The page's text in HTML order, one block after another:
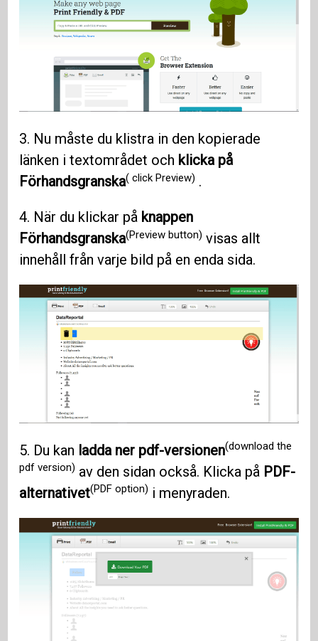
3. Nu måste du klistra in den kopierade
länken i textområdet och klicka på
Förhandsgranska( click Preview) .
4. När du klickar på knappen
Förhandsgranska(Preview button) visas allt
innehåll från varje bild på en enda sida.
5. Du kan ladda ner pdf-versionen(download the
pdf version) av den sidan också. Klicka på PDF-
alternativet(PDF option) i menyraden.